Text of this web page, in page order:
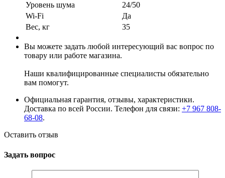
Уровень шума
24/50
Wi-Fi
Да
Вес, кг
35
Вы можете задать любой интересующий вас вопрос по
товару или работе магазина.
Наши квалифицированные специалисты обязательно
вам помогут.
Официальная гарантия, отзывы, характеристики.
Доставка по всей России. Телефон для связи: +7 967 808-
68-08.
Оставить отзыв
Задать вопрос